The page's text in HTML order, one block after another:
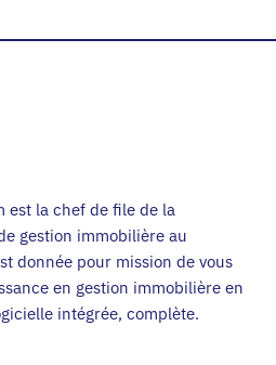
est la chef de file de la
gestion immobilière au
donnée pour mission de vous
en gestion immobilière en
intégrée, complète.